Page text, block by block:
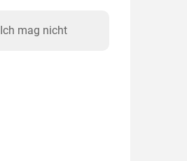
Ich mag nicht